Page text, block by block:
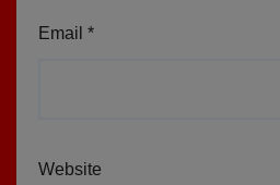
Email *
Website